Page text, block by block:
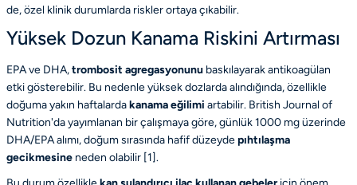
de, özel klinik durumlarda riskler ortaya çıkabilir.
Yüksek Dozun Kanama Riskini Artırması
EPA ve DHA,trombosit agregasyonunu baskılayarak antikoagülan
etki gösterebilir. Bu nedenle yüksek dozlarda alındığında, özellikle
doğuma yakın haftalardakanama eğilimi artabilir. British Journal of
Nutrition'da yayımlanan bir çalışmaya göre, günlük 1000 mg üzerinde
DHA/EPA alımı, doğum sırasında hafif düzeydepıhtılaşma
gecikmesine neden olabilir [1].